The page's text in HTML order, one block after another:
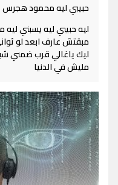
حبيبي ليه محمود هجرس
ليه حبيبي ليه يسبني
مبقتش عارف ابعد لو
ليك ياغالي قرب ضمني
مليش في الدنيا